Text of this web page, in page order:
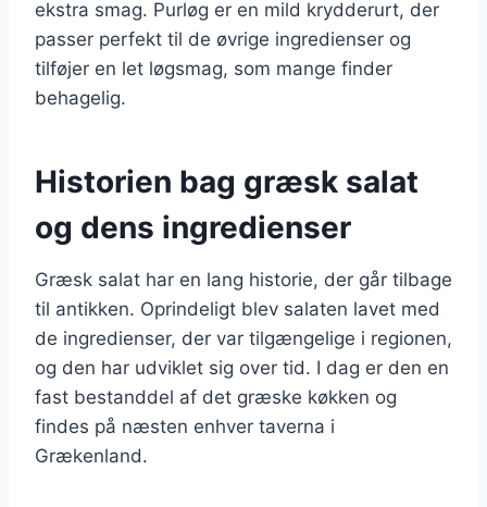
ekstra smag. Purløg er en mild krydderurt, der
passer perfekt til de øvrige ingredienser og
tilføjer en let løgsmag, som mange finder
behagelig.
Historien bag græsk salat
og dens ingredienser
Græsk salat har en lang historie, der går tilbage
til antikken. Oprindeligt blev salaten lavet med
de ingredienser, der var tilgængelige i regionen,
og den har udviklet sig over tid. I dag er den en
fast bestanddel af det græske køkken og
findes på næsten enhver taverna i
Grækenland.